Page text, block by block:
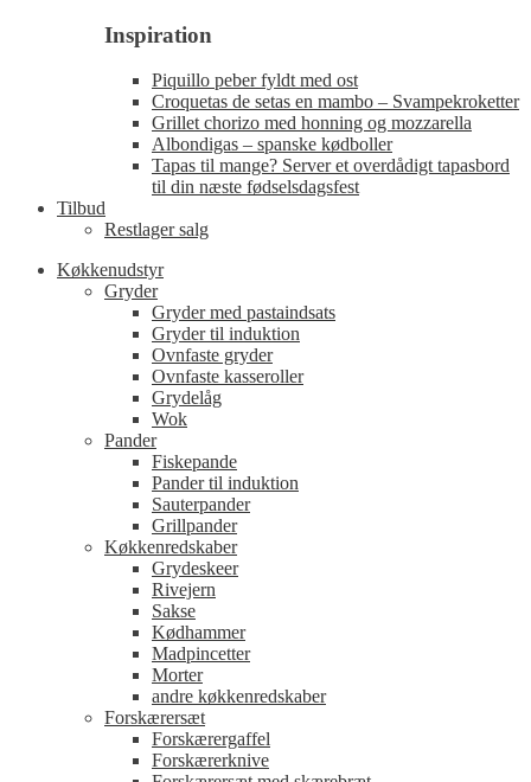
Inspiration
Piquillo peber fyldt med ost
Croquetas de setas en mambo – Svampekroketter
Grillet chorizo med honning og mozzarella
Albondigas – spanske kødboller
Tapas til mange? Server et overdådigt tapasbord
til din næste fødselsdagsfest
Tilbud
Restlager salg
Køkkenudstyr
Gryder
Gryder med pastaindsats
Gryder til induktion
Ovnfaste gryder
Ovnfaste kasseroller
Grydelåg
Wok
Pander
Fiskepande
Pander til induktion
Sauterpander
Grillpander
Køkkenredskaber
Grydeskeer
Rivejern
Sakse
Kødhammer
Madpincetter
Morter
andre køkkenredskaber
Forskærersæt
Forskærergaffel
Forskærerknive